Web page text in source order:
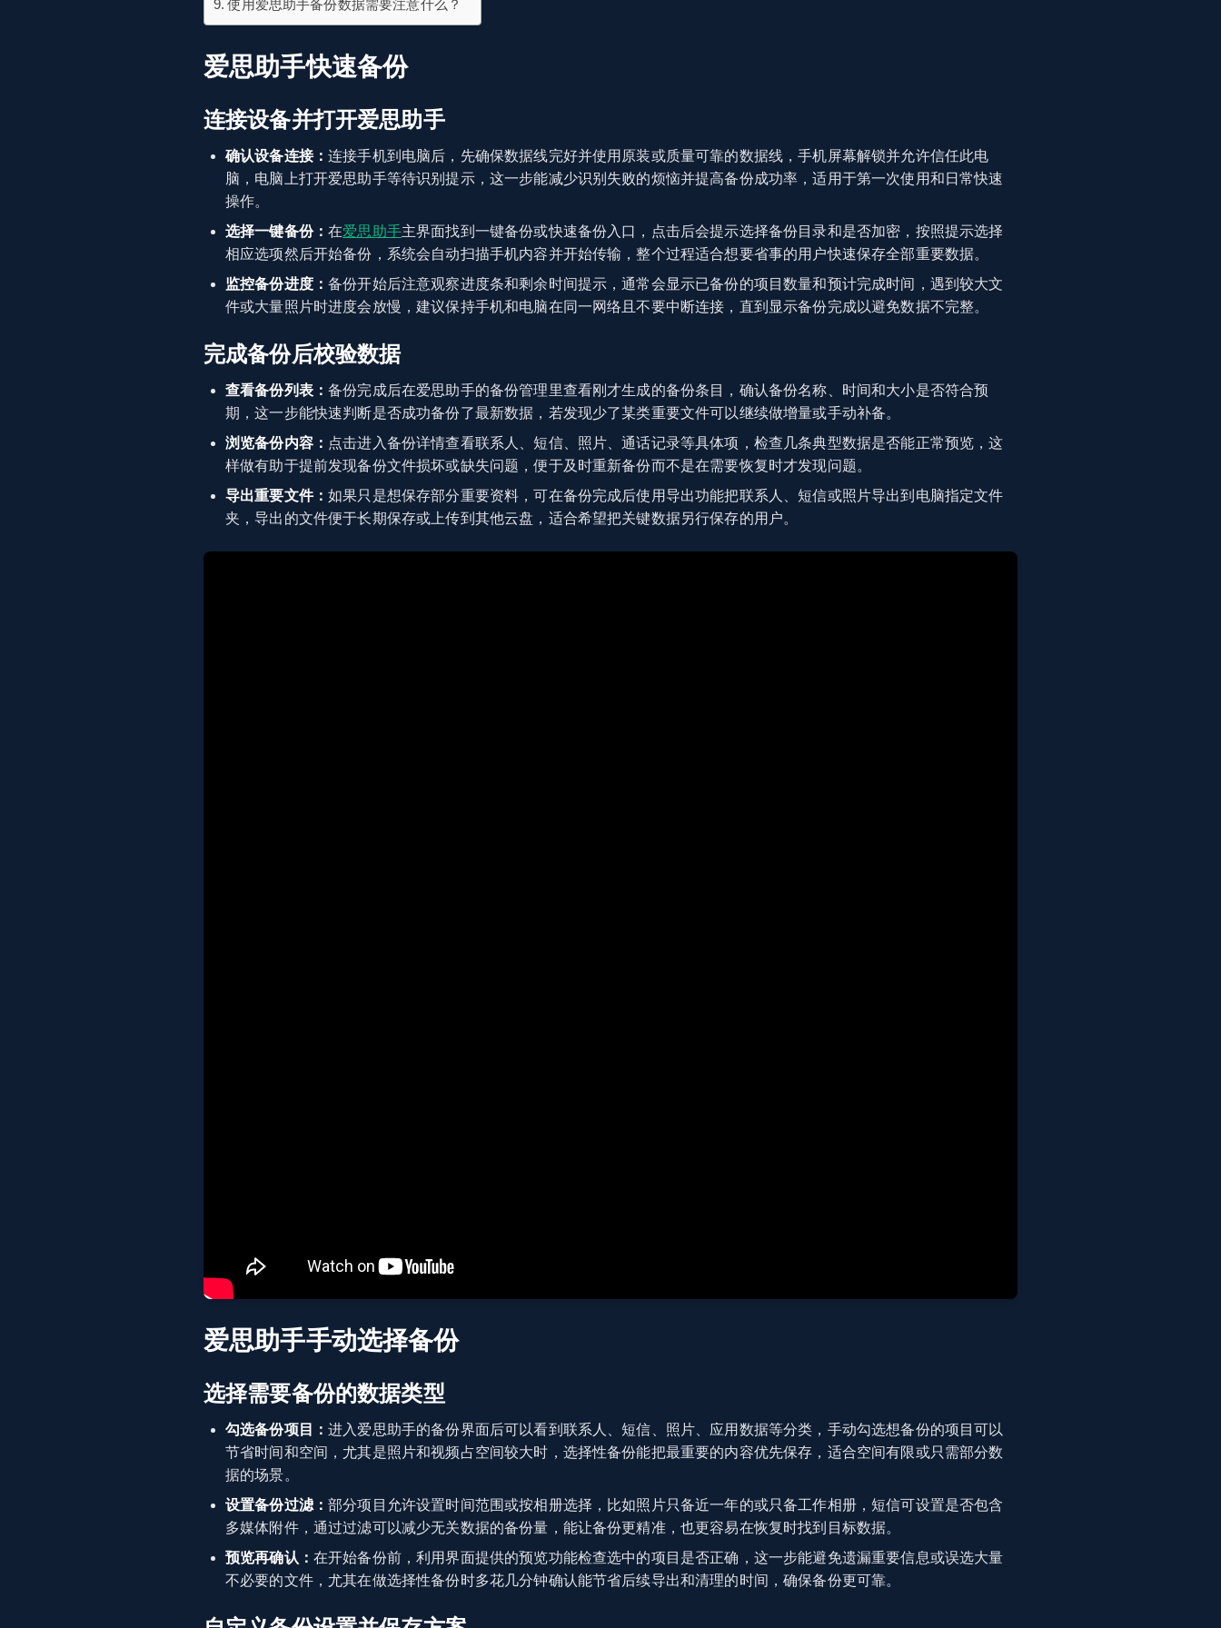
使用爱思助手备份数据需要注意什么？
爱思助手快速备份
连接设备并打开爱思助手
确认设备连接：连接手机到电脑后，先确保数据线完好并使用原装或质量可靠的数据线，手机屏幕解锁并允许信任此电
脑，电脑上打开爱思助手等待识别提示，这一步能减少识别失败的烦恼并提高备份成功率，适用于第一次使用和日常快速
操作。
选择一键备份：在爱思助手主界面找到一键备份或快速备份入口，点击后会提示选择备份目录和是否加密，按照提示选择
相应选项然后开始备份，系统会自动扫描手机内容并开始传输，整个过程适合想要省事的用户快速保存全部重要数据。
监控备份进度：备份开始后注意观察进度条和剩余时间提示，通常会显示已备份的项目数量和预计完成时间，遇到较大文
件或大量照片时进度会放慢，建议保持手机和电脑在同一网络且不要中断连接，直到显示备份完成以避免数据不完整。
完成备份后校验数据
查看备份列表：备份完成后在爱思助手的备份管理里查看刚才生成的备份条目，确认备份名称、时间和大小是否符合预
期，这一步能快速判断是否成功备份了最新数据，若发现少了某类重要文件可以继续做增量或手动补备。
浏览备份内容： 点击进入备份详情查看联系人、短信、照片、通话记录等具体项，检查几条典型数据是否能正常预览，这
样做有助于提前发现备份文件损坏或缺失问题，便于及时重新备份而不是在需要恢复时才发现问题。
导出重要文件：如果只是想保存部分重要资料，可在备份完成后使用导出功能把联系人、短信或照片导出到电脑指定文件
夹，导出的文件便于长期保存或上传到其他云盘，适合希望把关键数据另行保存的用户。
爱思助手手动选择备份
选择需要备份的数据类型
勾选备份项目：进入爱思助手的备份界面后可以看到联系人、短信、照片、应用数据等分类，手动勾选想备份的项目可以
节省时间和空间，尤其是照片和视频占空间较大时，选择性备份能把最重要的内容优先保存，适合空间有限或只需部分数
据的场景。
设置备份过滤：部分项目允许设置时间范围或按相册选择，比如照片只备近一年的或只备工作相册，短信可设置是否包含
多媒体附件，通过过滤可以减少无关数据的备份量，能让备份更精准，也更容易在恢复时找到目标数据。
预览再确认： 在开始备份前，利用界面提供的预览功能检查选中的项目是否正确，这一步能避免遗漏重要信息或误选大量
不必要的文件，尤其在做选择性备份时多花几分钟确认能节省后续导出和清理的时间，确保备份更可靠。